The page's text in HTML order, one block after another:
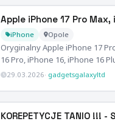
Apple iPhone 17 Pro Max,
iPhone Opole
Oryginalny Apple iPhone 17
16 Pro, iPhone 16, iPhone 16
29.03.2026· gadgetsgalaxyltd
KOREPETYCJE TANIO !!! -